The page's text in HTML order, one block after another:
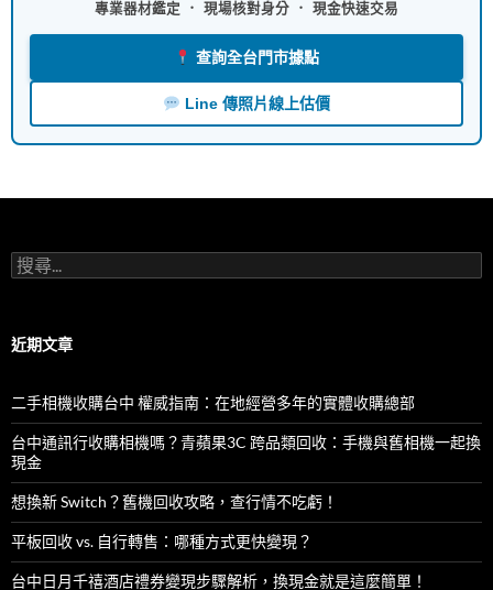
專業器材鑑定 ． 現場核對身分 ． 現金快速交易
查詢全台門市據點
Line 傳照片線上估價
搜
尋
字:
近期文章
二手相機收購台中 權威指南：在地經營多年的實體收購總部
台中通訊行收購相機嗎？青蘋果3C 跨品類回收：手機與舊相機一起換
現金
想換新 Switch？舊機回收攻略，查行情不吃虧！
平板回收 vs. 自行轉售：哪種方式更快變現？
台中日月千禧酒店禮券變現步驟解析，換現金就是這麼簡單！